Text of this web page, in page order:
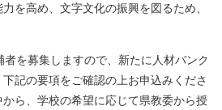
を高め、文字文化の振興を図るため、
を募集しますので、新たに人材バンク
記の要項をご確認の上お申込みくださ
ら、学校の希望に応じて県教委から授